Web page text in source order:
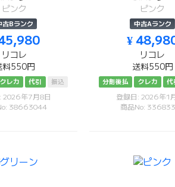
ピンク
古Bランク
リコレ
料550円
クレカ 代引 振込
2026年7月8日
38663044
ピンク
中古Aランク
¥
リコレ
送料550円
分割後払 クレカ 代
登録日: 2026年1
商品No: